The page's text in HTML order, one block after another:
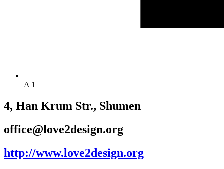
A 1
4, Han Krum Str., Shumen
office@love2design.org
http://www.love2design.org